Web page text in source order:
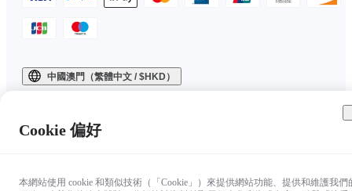
中國澳門（繁體中文 / $HKD）
Cookie 偏好
本網站使用 cookie 和類似技術（「Cookie」）來提供網站功能、提供和維護我們